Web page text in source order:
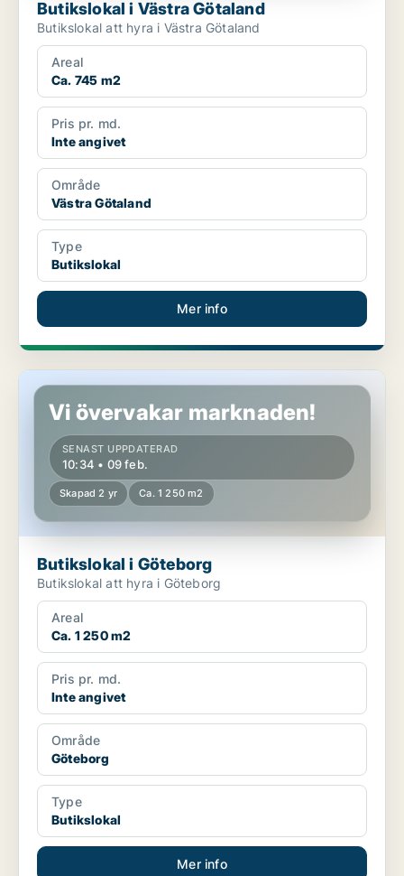
Butikslokal i Västra Götaland
Butikslokal att hyra i Västra Götaland
Areal
Ca. 745 m2
Pris pr. md.
Inte angivet
Område
Västra Götaland
Type
Butikslokal
Mer info
Butikslokal i Göteborg
Vi övervakar marknaden!
SENAST UPPDATERAD
10:34 • 09 feb.
Skapad 2 yr Ca. 1 250 m2
Butikslokal i Göteborg
Butikslokal att hyra i Göteborg
Areal
Ca. 1 250 m2
Pris pr. md.
Inte angivet
Område
Göteborg
Type
Butikslokal
Mer info